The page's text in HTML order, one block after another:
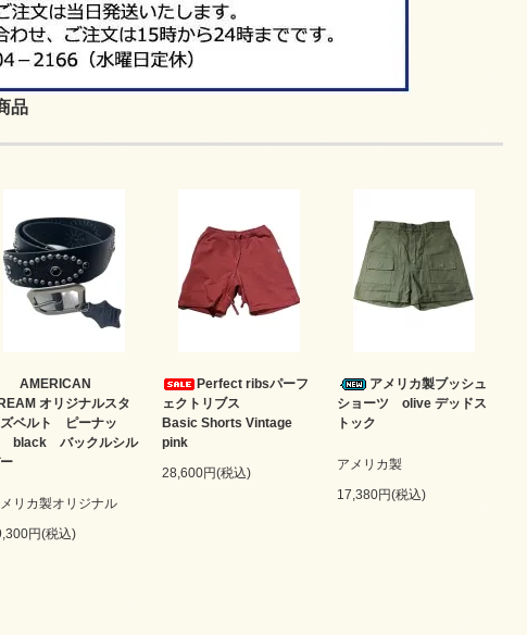
品
AMERICAN
オリジナルスタ
ズベルト ピーナッ
black バックルシル
リカ製オリジナル
円(税込)
Perfect ribsパーフ
ェクトリブス
Basic Shorts Vintage
pink
28,600円(税込)
アメリカ製ブッシュ
ショーツ olive デッドス
トック
アメリカ製
17,380円(税込)